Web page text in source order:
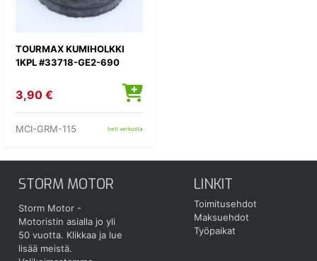
TOURMAX KUMIHOLKKI
1KPL #33718-GE2-690
3,90 €
MCI-GRM-115 heti verkosta
STORM MOTOR
Storm Motor -
Motoristin asialla jo yli
50 vuotta. Klikkaa ja lue
lisää meistä.
LINKIT
Toimitusehdot
Maksuehdot
Työpaikat